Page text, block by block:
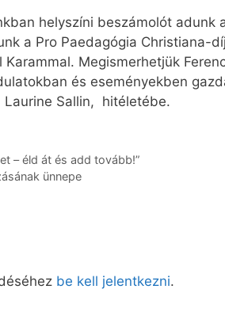
helyszíni beszámolót
a Pro Paedagógia Christiana-
Karammal. Megismerhetjük
és eseményekben
Laurine Sallin, hitéletébe.
– éld át és add tovább!”
ünnepe
be kell jelentkezni.